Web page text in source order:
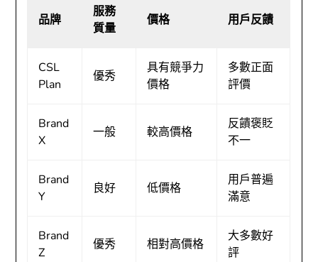
品牌
服務
質量
價格 用戶反饋
CSL
Plan
優秀
具有競爭力
價格
多數正面
評價
Brand
X
一般 較高價格
反饋褒貶
不一
Brand
Y
良好 低價格
用戶普遍
滿意
Brand
Z
優秀 相對高價格
大多數好
評